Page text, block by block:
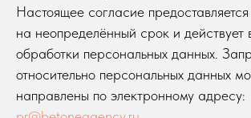
Настоящее согласие предоставляется
на неопределённый срок и действует
обработки персональных данных.
относительно персональных данных
направлены по электронному адресу:
Главная Услуги Кейсы
Контакты